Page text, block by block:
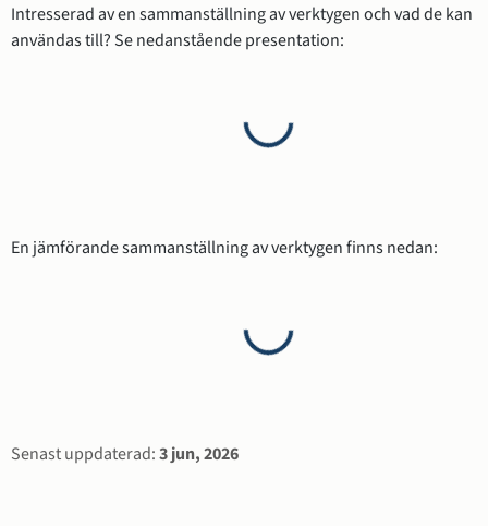
Intresserad av en sammanställning av verktygen och vad de kan
användas till? Se nedanstående presentation:
En jämförande sammanställning av verktygen finns nedan:
Sidinformation
Senast uppdaterad:3 jun, 2026